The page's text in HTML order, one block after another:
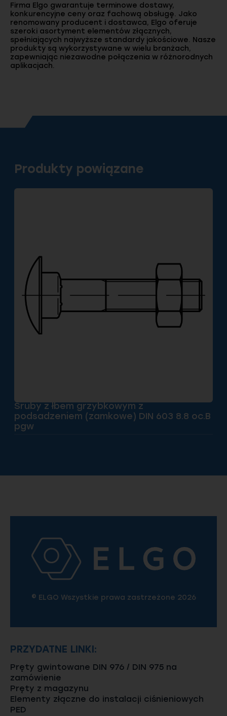
Firma Elgo gwarantuje terminowe dostawy,
konkurencyjne ceny oraz fachową obsługę. Jako
renomowany producent i dostawca, Elgo oferuje
szeroki asortyment elementów złącznych,
spełniających najwyższe standardy jakościowe. Nasze
produkty są wykorzystywane w wielu branżach,
zapewniając niezawodne połączenia w różnorodnych
aplikacjach.
Produkty powiązane
Śruby z łbem grzybkowym z
podsadzeniem (zamkowe) DIN 603 8.8 oc.B
pgw
© ELGO Wszystkie prawa zastrzeżone 2026
PRZYDATNE LINKI:
Pręty gwintowane DIN 976 / DIN 975 na
zamówienie
Pręty z magazynu
Elementy złączne do instalacji ciśnieniowych
PED